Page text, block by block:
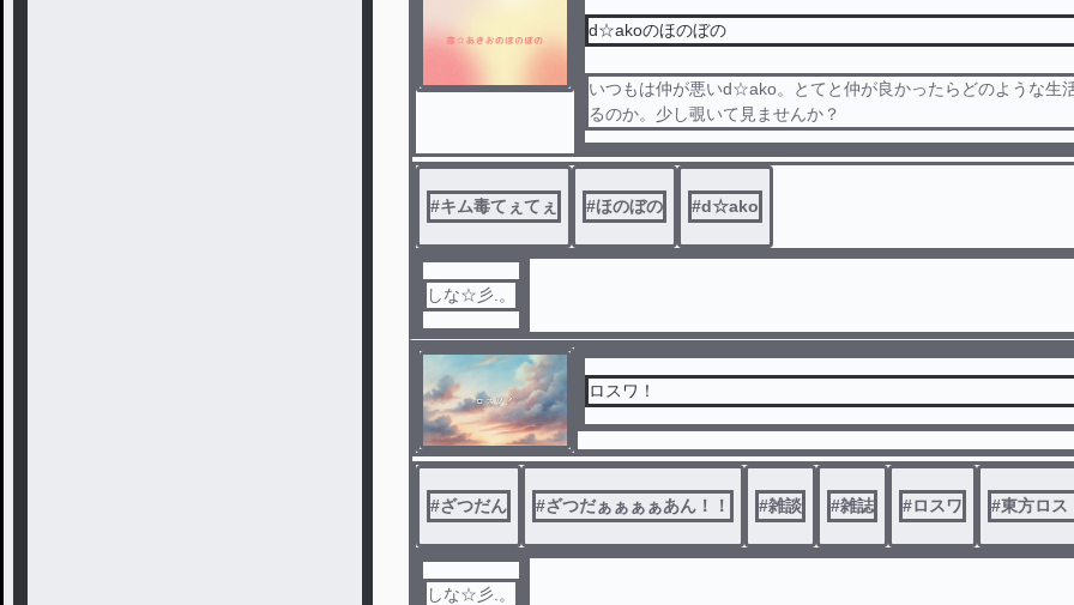
d☆akoのほのぼの
いつもは仲が悪いd☆ako。とてと仲が良かったらどのような生
るのか。少し覗いて見ませんか？
#キム毒てぇてぇ #ほのぼの #d☆ako
しな☆彡.。
ロスワ！
#ざつだん #ざつだぁぁぁぁあん！！ #雑談 #雑誌 #ロスワ #東方ロス
しな☆彡.。